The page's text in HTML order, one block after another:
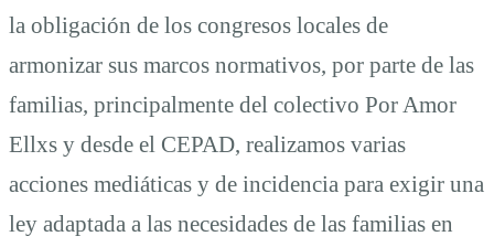
la obligación de los congresos locales de
armonizar sus marcos normativos, por parte de las
familias, principalmente del colectivo Por Amor
Ellxs y desde el CEPAD, realizamos varias
acciones mediáticas y de incidencia para exigir una
ley adaptada a las necesidades de las familias en